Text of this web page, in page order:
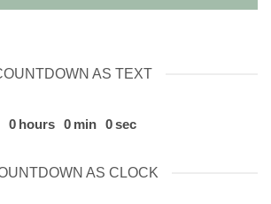
AS TEXT
0 hours 0 min 0sec
AS CLOCK